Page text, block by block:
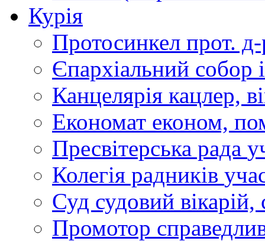
Курія
Протосинкел прот.
Єпархіальний собор
Канцелярія кацлер,
Економат економ,
Пресвітерська рада
Колегія радників
Суд судовий вікарій,
Промотор